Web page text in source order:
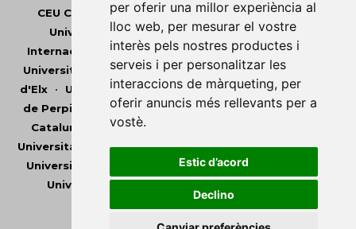
per oferir una millor experiència al
lloc web, per mesurar el vostre
interès pels nostres productes i
serveis i per personalitzar les
interaccions de màrqueting, per
oferir anuncis més rellevants per a
vostè.
Estic d’acord
Declino
CEU Cardenal Herrera•Universitat de Girona •
Universitat de les Illes Balears• Universitat
Internacional de Catalunya•Universitat Jaume I
Universitat de Lleida• Universitat Miguel Hernández
d'Elx• Universitat Oberta de Catalunya•Universitat
de Perpinyà Via Domitia•Universitat Politècnica de
Catalunya
Universitat Politècnica de València
Universitat Pompeu Fabra•Universitat Ramon Llull
Universitat Rovira i Virgili
•Universitat de Sàsser
Universitat de València•Universitat de Vic -
Universitat Central de Catalunya